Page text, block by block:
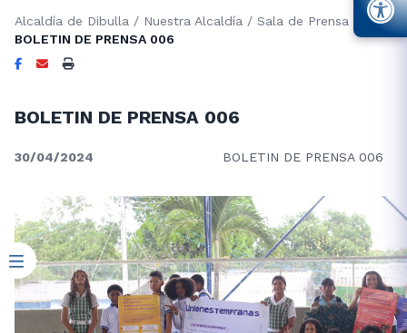
Alcaldía de Dibulla / Nuestra Alcaldía / Sala de Prensa
BOLETIN DE PRENSA 006
BOLETIN DE PRENSA 006
30/04/2024 BOLETIN DE PRENSA 006